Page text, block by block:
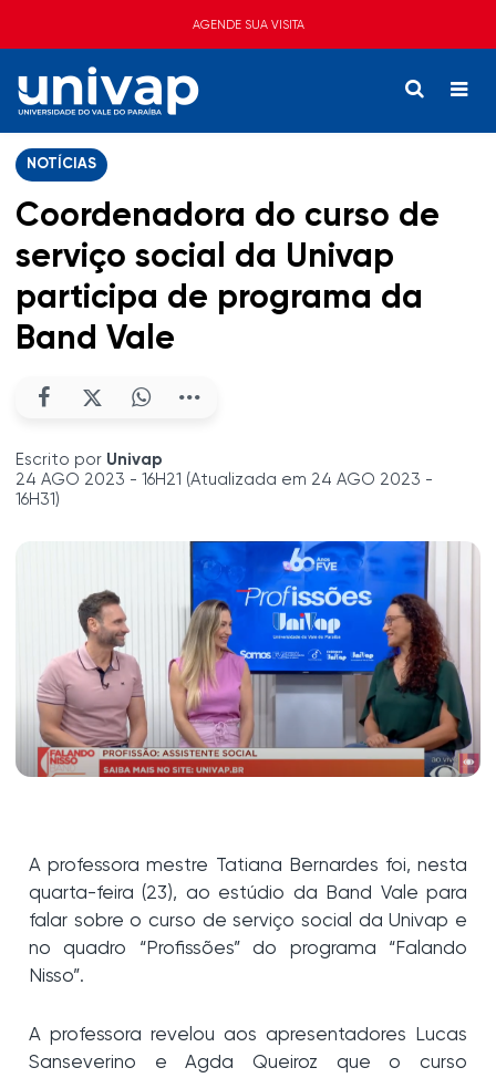
AGENDE SUA VISITA
NOTÍCIAS
Coordenadora do curso de
serviço social da Univap
participa de programa da
Band Vale
Escrito por Univap
24 AGO 2023 - 16H21 (Atualizada em 24 AGO 2023 -
16H31)
A professora mestre Tatiana Bernardes foi, nesta
quarta-feira (23), ao estúdio da Band Vale para
falar sobre o curso de serviço social da Univap e
no quadro “Profissões” do programa “Falando
Nisso”.
A professora revelou aos apresentadores Lucas
Sanseverino e Agda Queiroz que o curso